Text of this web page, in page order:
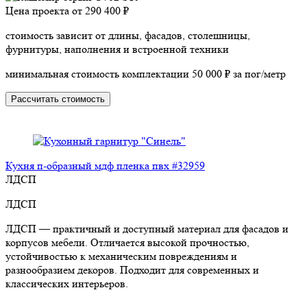
Цена проекта от 290 400 ₽
стоимость зависит от длины, фасадов, столешницы,
фурнитуры, наполнения и встроенной техники
минимальная стоимость комплектации 50 000 ₽ за пог/метр
Рассчитать стоимость
Кухня п-образный мдф пленка пвх #32959
ЛДСП
ЛДСП
ЛДСП — практичный и доступный материал для фасадов и
корпусов мебели. Отличается высокой прочностью,
устойчивостью к механическим повреждениям и
разнообразием декоров. Подходит для современных и
классических интерьеров.